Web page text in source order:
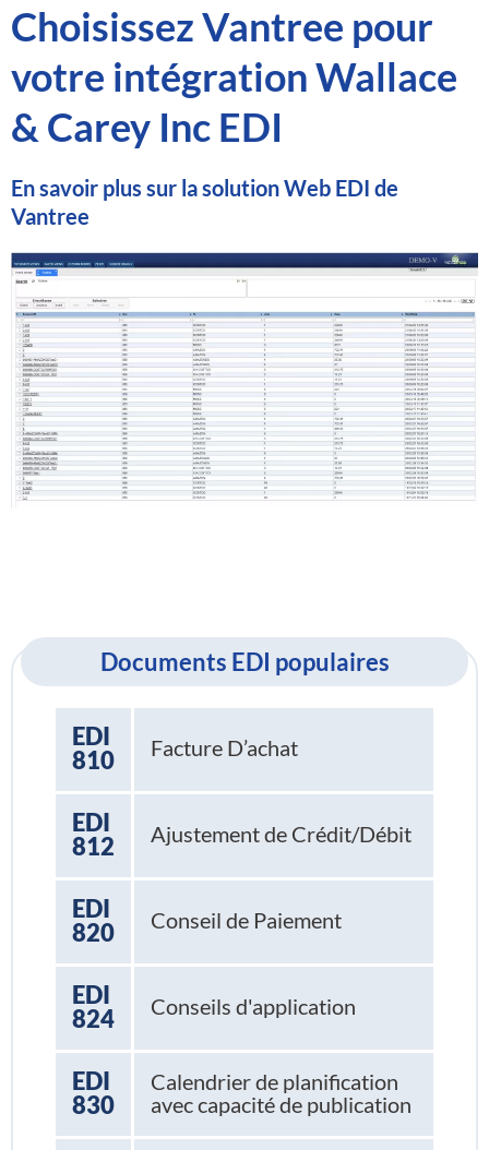
Choisissez Vantree pour
votre intégration Wallace
& Carey Inc EDI
En savoir plus sur la solution Web EDI de
Vantree
Documents EDI populaires
EDI
810
Facture D’achat
EDI
812
Ajustement de Crédit/Débit
EDI
820
Conseil de Paiement
EDI
824
Conseils d'application
EDI
830
Calendrier de planification
avec capacité de publication